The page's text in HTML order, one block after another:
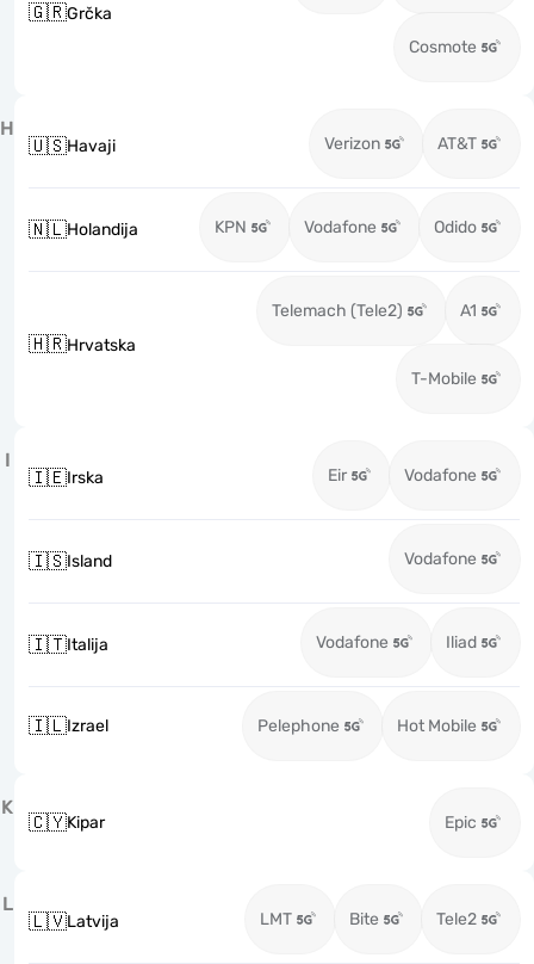
🇬🇷Grčka
Cosmote
H
🇺🇸Havaji Verizon AT&T
🇳🇱Holandija KPN Vodafone Odido
🇭🇷Hrvatska
Telemach (Tele2) A1
T-Mobile
I
🇮🇪Irska Eir Vodafone
🇮🇸Island Vodafone
🇮🇹Italija Vodafone Iliad
🇮🇱Izrael Pelephone Hot Mobile
K
🇨🇾Kipar Epic
L
🇱🇻Latvija LMT Bite Tele2